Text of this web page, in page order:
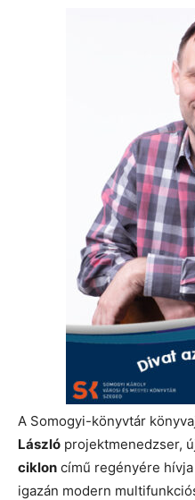
A Somogyi-könyvtár
László projektmenedzser,
ciklon című regényére
igazán modern